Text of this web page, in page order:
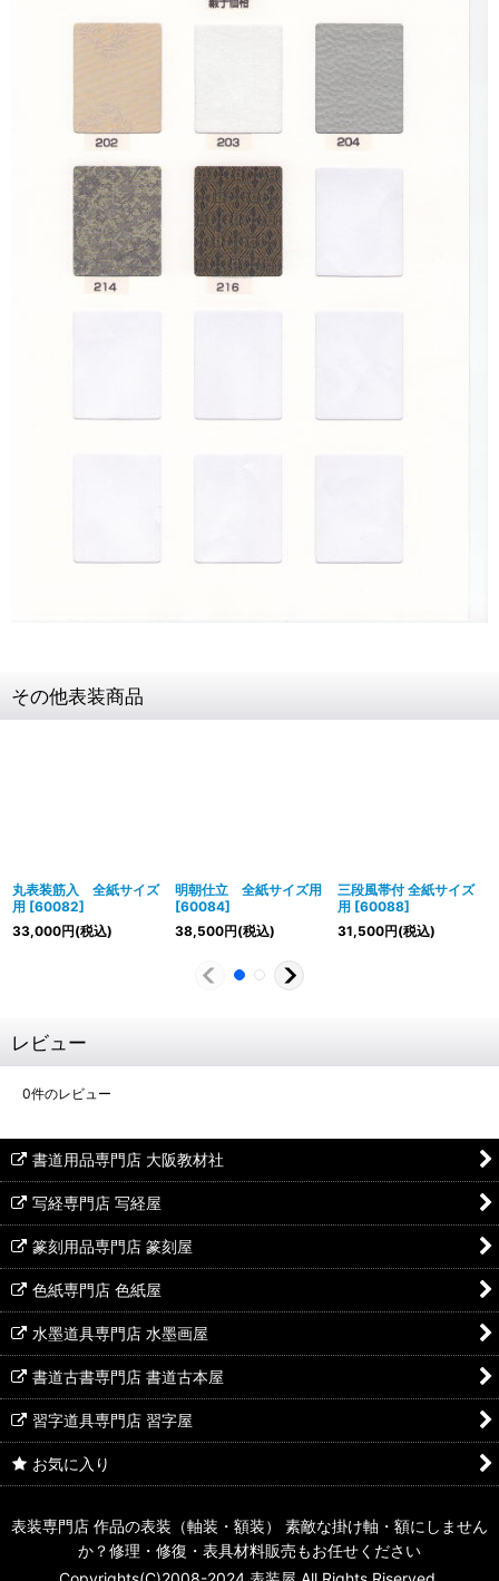
その他表装商品
丸表装筋入 全紙サイズ
用 [60082]
33,000円(税込)
明朝仕立 全紙サイズ用
[60084]
38,500円(税込)
三段風帯付 全紙サイズ
用 [60088]
31,500円(税込)
レビュー
0件のレビュー
書道用品専門店 大阪教材社
写経専門店 写経屋
篆刻用品専門店 篆刻屋
色紙専門店 色紙屋
水墨道具専門店 水墨画屋
書道古書専門店 書道古本屋
習字道具専門店 習字屋
お気に入り
表装専門店 作品の表装（軸装・額装） 素敵な掛け軸・額にしません
か？修理・修復・表具材料販売もお任せください